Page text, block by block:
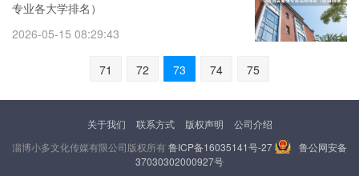
专业各大学排名）
2026-05-15 08:29:43
71 72 73 74 75
关于我们 联系方式 版权声明
公司介绍
淄博小多文化传媒有限公司版权所有鲁ICP备16035141号-27
鲁公网安备
37030302000927号